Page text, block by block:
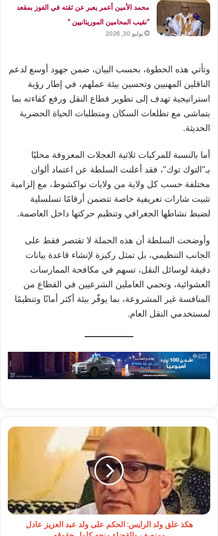
محمد الأمين أعمر يعبر عن ثقته في الفوز بمقعد
“نقيب المحامين الموريتانيين “
يوليو 30, 2026
وتأتي هذه الخطوة، بحسب البيان، ضمن جهود أوسع لدعم
الناقلين المهنيين وتحسين بيئة عملهم، في إطار رؤية
استراتيجية تهدف إلى تطوير قطاع النقل ورفع كفاءته بما
يتماشى مع تطلعات السكان ومتطلبات الحياة الحضرية
الحديثة.
أما بالنسبة للمركبات ثلاثية العجلات المعروفة محليًا
بـ”التوك توك”، فقد أعلنت السلطة عن اعتماد ألوان
مختلفة حسب كل ولاية من ولايات نواكشوط، مع إلزامية
تثبيت شارات تعريفية خاصة تتضمن أرقامًا تسلسلية
لضبط نشاطها الجغرافي وتنظيم حركتها داخل العاصمة.
وأوضحت السلطة أن هذه الحملة لا تقتصر فقط على
الجانب التنظيمي، بل تمثل ركيزة لإنشاء قاعدة بيانات
دقيقة لوسائل النقل، تسهم في مكافحة الممارسات
العشوائية، وتحمي العاملين الشرعيين في القطاع من
المنافسة غير المشروعة، بما يوفّر بيئة أكثر أمانًا وتنظيمًا
لمستخدمي النقل العام.
هكذ
علق
الرايس:
الحكم
على
ولد
عبد
العزيز
هكذ علق ولد الرايس: الحكم على ولد عبد العزيز عادل